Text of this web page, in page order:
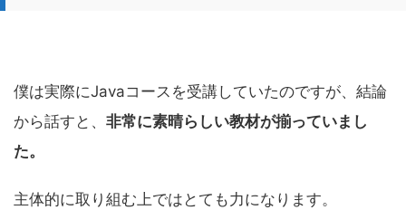
僕は実際にJavaコースを受講していたのですが、結論
から話すと、 非常に素晴らしい教材が揃っていまし
た。
主体的に取り組む上ではとても力になります。